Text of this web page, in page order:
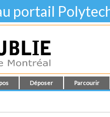
portail
Déposer Parcourir